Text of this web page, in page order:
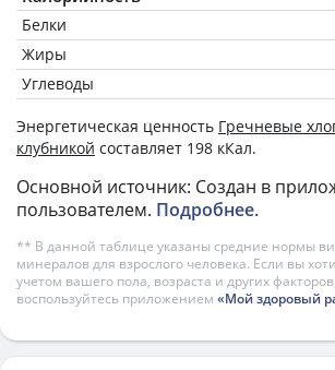
Белки
Жиры
Углеводы
Энергетическая ценность Гречневые
клубникой составляет 198 кКал.
Основной источник: Создан в
пользователем. Подробнее.
** В данной таблице указаны средние нормы
минералов для взрослого человека. Если вы
учетом вашего пола, возраста и других
воспользуйтесь приложением «Мой здоровый